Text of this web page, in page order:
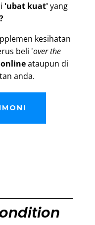
'ubat kuat'yang
kesihatan
beli 'over the
ataupun di
anda.